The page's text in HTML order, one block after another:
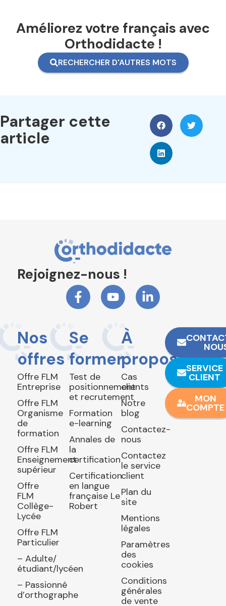
Améliorez votre français avec
Orthodidacte !
RECHERCHER D'AUTRES MOTS
Partager cette
article
Rejoignez-nous !
Nos
offres
Offre FLM
Entreprise
Offre FLM
Organisme
de
formation
Offre FLM
Enseignement
supérieur
Offre
FLM
Collège-
Lycée
Offre FLM
Particulier
– Adulte/
étudiant/lycéen
– Passionné
d’orthographe
Se
former
Test de
positionnement
et recrutement
Formation
e-learning
Annales de
la
certification
Certification
en langue
française Le
Robert
À
propos
Cas
clients
Notre
blog
Contactez-
nous
Contactez
le service
client
Plan du
site
Mentions
légales
Paramètres
des
cookies
Conditions
générales
de vente
SERVICE
CLIENT
MON
COMPTE